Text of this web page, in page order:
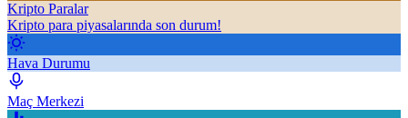
Kripto Paralar
Kripto para piyasalarında son durum!
Hava Durumu
Maç Merkezi